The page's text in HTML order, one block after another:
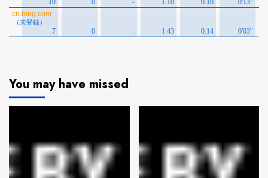
You may have missed